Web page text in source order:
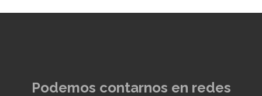
Podemos contarnos en redes